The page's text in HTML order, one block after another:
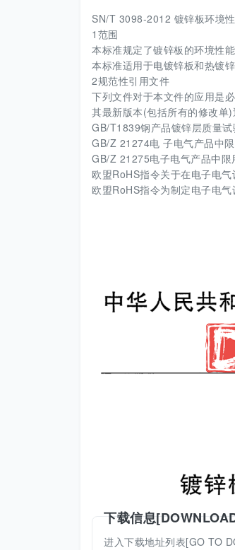
SN/T 3098-2012 镀锌板环境
1范围
本标准规定了镀锌板的环境性能
本标准适用于电镀锌板和热镀
2规范性引用文件
下列文件对于本文件的应用是
其最新版本(包括所有的修改单)
GB/T1839钢产品镀锌层质量
GB/Z 21274电 子电气产品中
GB/Z 21275电子电气产品中
欧盟RoHS指令关于在电子电
欧盟RoHS指令为制定电子电
下载信息
进入下载地址列表[GO TO